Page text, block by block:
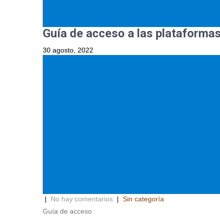
Guía de acceso a las
30 agosto, 2022
| No hay comentarios | Sin categoría
Guía de acceso